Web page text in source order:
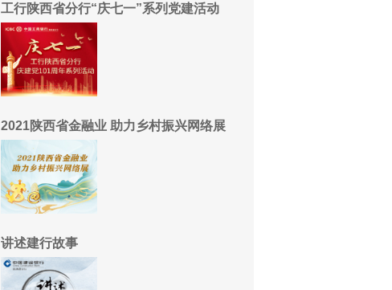
工行陕西省分行“庆七一”系列党建活动
2021陕西省金融业 助力乡村振兴网络展
讲述建行故事